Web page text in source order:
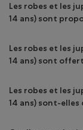
Les robes et les
14 ans) sont
Les robes et les
14 ans) sont
Les robes et les
14 ans) sont-elles